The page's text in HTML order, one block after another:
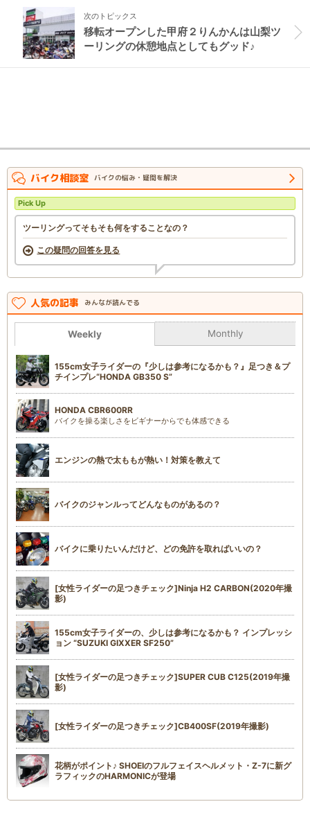
次のトピックス
移転オープンした甲府２りんかんは山梨ツ
ーリングの休憩地点としてもグッド♪
バイク相談室 バイクの悩み・疑問を解決
Pick Up
ツーリングってそもそも何をすることなの？
この疑問の回答を見る
人気の記事 みんなが読んでる
Weekly Monthly
155cm女子ライダーの『少しは参考になるかも？』足つき＆プ
チインプレ“HONDA GB350 S”
HONDA CBR600RR
バイクを操る楽しさをビギナーからでも体感できる
エンジンの熱で太ももが熱い！対策を教えて
バイクのジャンルってどんなものがあるの？
バイクに乗りたいんだけど、どの免許を取ればいいの？
[女性ライダーの足つきチェック]Ninja H2 CARBON(2020年撮
影)
155cm女子ライダーの、少しは参考になるかも？ インプレッシ
ョン “SUZUKI GIXXER SF250”
[女性ライダーの足つきチェック]SUPER CUB C125(2019年撮
影)
[女性ライダーの足つきチェック]CB400SF(2019年撮影)
花柄がポイント♪ SHOEIのフルフェイスヘルメット・Z-7に新グ
ラフィックのHARMONICが登場